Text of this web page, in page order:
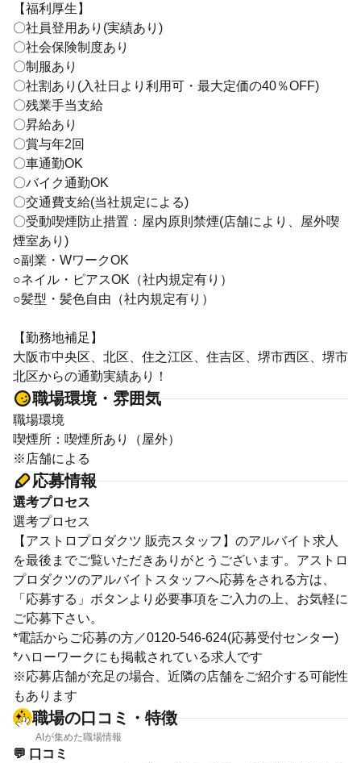
【福利厚生】
〇社員登用あり(実績あり)
〇社会保険制度あり
〇制服あり
〇社割あり(入社日より利用可・最大定価の40％OFF)
〇残業手当支給
〇昇給あり
〇賞与年2回
〇車通勤OK
〇バイク通勤OK
〇交通費支給(当社規定による)
〇受動喫煙防止措置：屋内原則禁煙(店舗により、屋外喫
煙室あり)
○副業・WワークOK
○ネイル・ピアスOK（社内規定有り）
○髪型・髪色自由（社内規定有り）
【勤務地補足】
大阪市中央区、北区、住之江区、住吉区、堺市西区、堺市
北区からの通勤実績あり！
職場環境・雰囲気
職場環境
喫煙所：喫煙所あり（屋外）
※店舗による
応募情報
選考プロセス
選考プロセス
【アストロプロダクツ 販売スタッフ】のアルバイト求人
を最後までご覧いただきありがとうございます。アストロ
プロダクツのアルバイトスタッフへ応募をされる方は、
「応募する」ボタンより必要事項をご入力の上、お気軽に
ご応募下さい。
*電話からご応募の方／0120-546-624(応募受付センター)
*ハローワークにも掲載されている求人です
※応募店舗が充足の場合、近隣の店舗をご紹介する可能性
もあります
職場の口コミ・特徴
AIが集めた職場情報
💬 口コミ